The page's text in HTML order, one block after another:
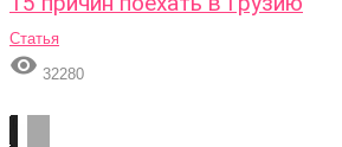
Статья
 32280